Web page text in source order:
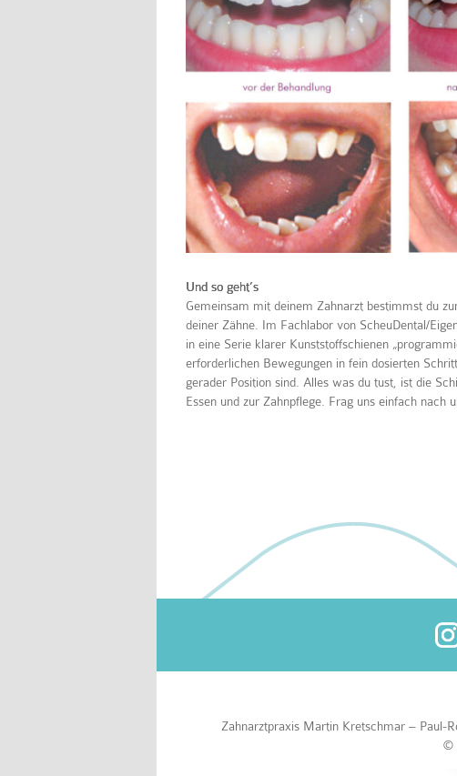
Und so geht’s
Gemeinsam mit deinem Zahnarzt bestimmst du
deiner Zähne. Im Fachlabor von ScheuDental/
in eine Serie klarer Kunststoffschienen
erforderlichen Bewegungen in fein dosierten
gerader Position sind. Alles was du tust, ist die
Essen und zur Zahnpflege. Frag uns einfach nach
Zahnarztpraxis Martin Kretschmar – Paul-
©